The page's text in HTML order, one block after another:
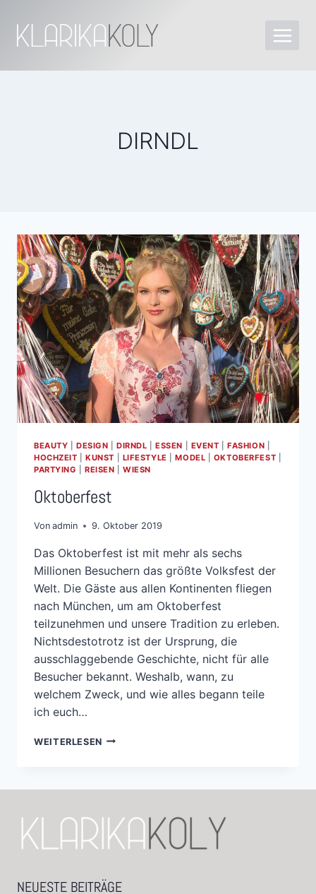
DIRNDL
BEAUTY |DESIGN |DIRNDL |ESSEN EVENT |FASHION
HOCHZEIT |KUNST LIFESTYLE |MODEL OKTOBERFEST
PARTYING
|REISEN |WIESN
Oktoberfest
Von admin 9. Oktober 2019
Das Oktoberfest ist mit mehr als sechs
Millionen Besuchern das größte Volksfest der
Welt. Die Gäste aus allen Kontinenten fliegen
nach München, um am Oktoberfest
teilzunehmen und unsere Tradition zu erleben.
Nichtsdestotrotz ist der Ursprung, die
ausschlaggebende Geschichte, nicht für alle
Besucher bekannt. Weshalb, wann, zu
welchem Zweck, und wie alles begann teile
ich euch…
WEITERLESEN
NEUESTE BEITRÄGE